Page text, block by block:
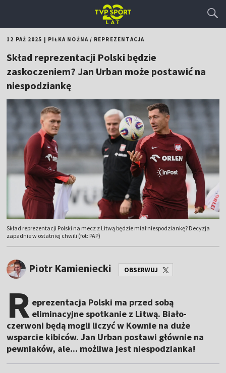
12 PAŹ 2025 PIŁKA NOŻNA/ REPREZENTACJA
Skład reprezentacji Polski będzie
zaskoczeniem? Jan Urban może postawić na
niespodziankę
Skład reprezentacji Polski na mecz z Litwą będzie miał niespodziankę? Decyzja
zapadnie w ostatniej chwili (fot: PAP)
Piotr Kamieniecki OBSERWUJ
R eprezentacja Polski ma przed sobą
eliminacyjne spotkanie z Litwą. Biało-
czerwoni będą mogli liczyć w Kownie na duże
wsparcie kibiców. Jan Urban postawi głównie na
pewniaków, ale... możliwa jest niespodzianka!